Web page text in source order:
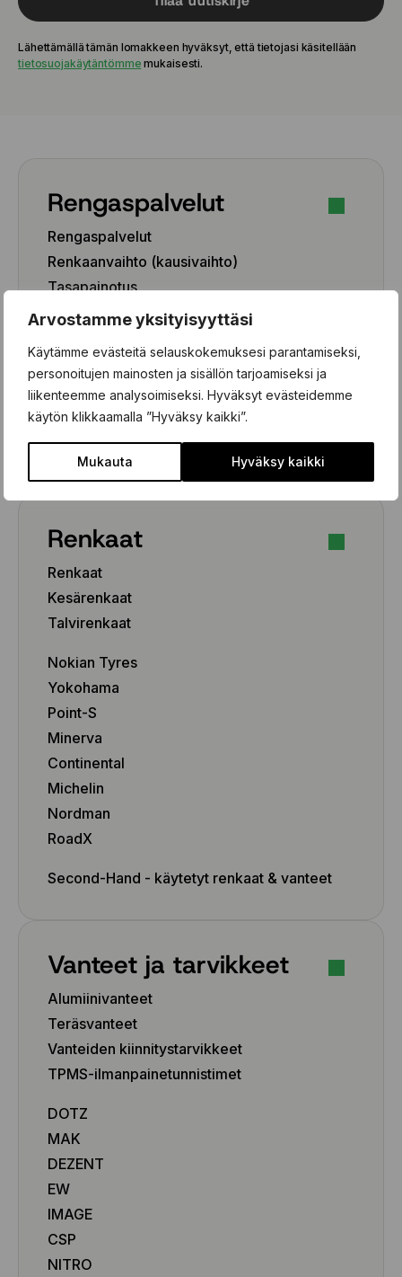
Arvostamme yksityisyyttäsi
Käytämme evästeitä selauskokemuksesi parantamiseksi,
personoitujen mainosten ja sisällön tarjoamiseksi ja
liikenteemme analysoimiseksi. Hyväksyt evästeidemme
käytön klikkaamalla ”Hyväksy kaikki”.
Mukauta Hyväksy kaikki
Lähettämällä tämän lomakkeen hyväksyt, että tietojasi käsitellään
tietosuojakäytäntömme mukaisesti.
Rengaspalvelut
Rengaspalvelut
Renkaanvaihto (kausivaihto)
Tasapainotus
Pesu
Paikka-aineen poisto
Rengashotelli
Henkilöauto
Pakettiauto/SUV/EV
Renkaat
Renkaat
Kesärenkaat
Talvirenkaat
Nokian Tyres
Yokohama
Point-S
Minerva
Continental
Michelin
Nordman
RoadX
Second-Hand - käytetyt renkaat & vanteet
Vanteet ja tarvikkeet
Alumiinivanteet
Teräsvanteet
Vanteiden kiinnitystarvikkeet
TPMS-ilmanpainetunnistimet
DOTZ
MAK
DEZENT
EW
IMAGE
CSP
NITRO